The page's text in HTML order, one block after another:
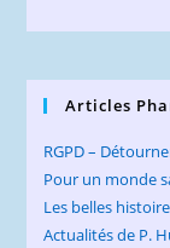
Articles
RGPD –
Pour un monde
Les belles
Actualités de P.